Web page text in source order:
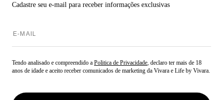
Cadastre seu e-mail para receber informações exclusivas
Tendo analisado e compreendido a Politica de Privacidade, declaro ter mais de 18
anos de idade e aceito receber comunicados de marketing da Vivara e Life by Vivara.